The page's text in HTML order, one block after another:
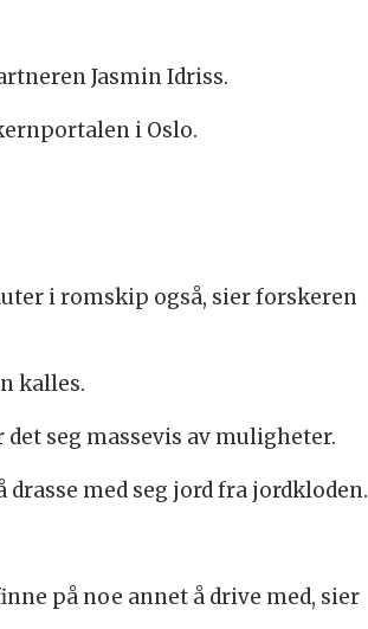
Jasmin Idriss.
i Oslo.
i romskip også, sier forskeren
kalles.
seg massevis av muligheter.
med seg jord fra jordkloden.
på noe annet å drive med, sier